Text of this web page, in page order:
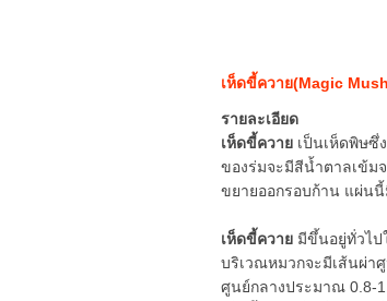
เห็ดขี้ควาย(Magic
รายละเอียด
เห็ดขี้ควาย เป็นเห็ดพิษซึ่
ของร่มจะมีสีน้ำตาลเข้ม
ขยายออกรอบก้าน แผ่น
เห็ดขี้ควาย มีขึ้นอยู่ทั่วไป
บริเวณหมวกจะมีเส้นผ่า
ศูนย์กลางประมาณ 0.8-